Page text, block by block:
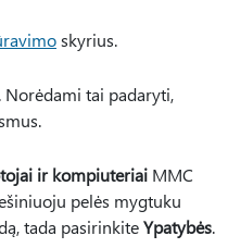
skyrius.
tai padaryti,
ir kompiuteriai MMC
pelės mygtuku
tada pasirinkiteYpatybės.